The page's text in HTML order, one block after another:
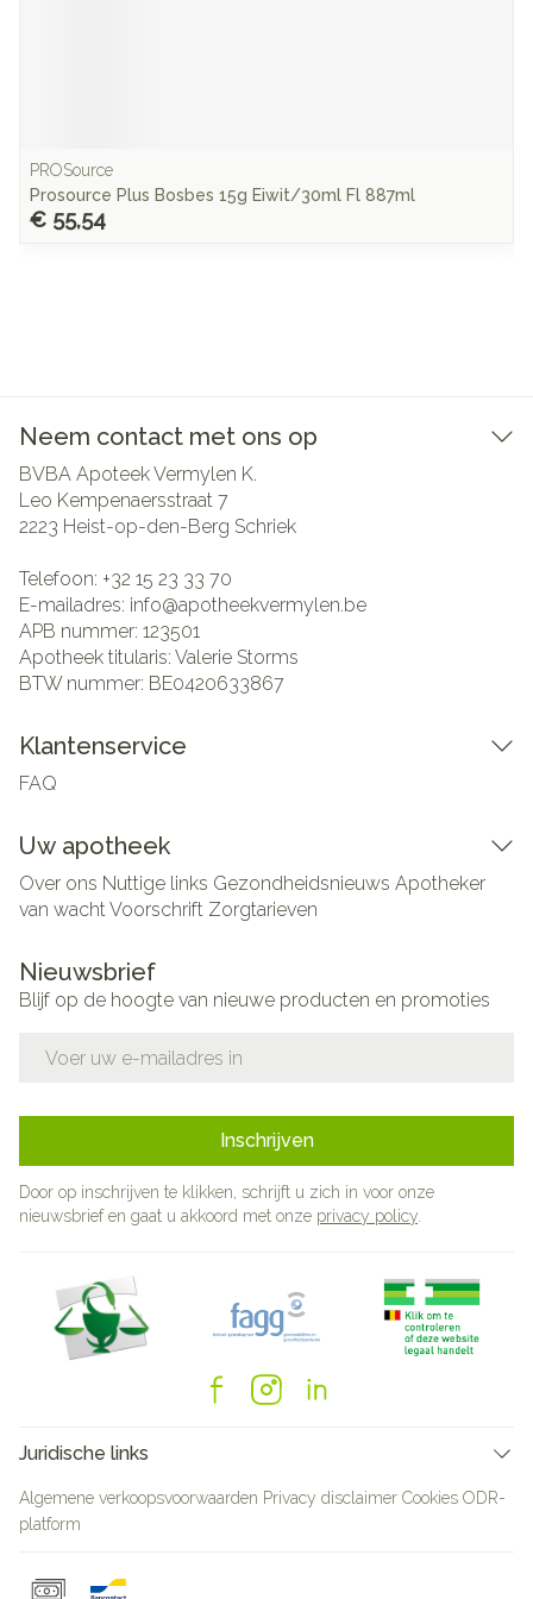
PROSource
Prosource Plus Bosbes 15g Eiwit/30ml Fl 887ml
€ 55,54
Neem contact met ons op
BVBA Apoteek Vermylen K.
Leo Kempenaersstraat 7
2223 Heist-op-den-Berg Schriek
Telefoon: +32 15 23 33 70
E-mailadres: info@apotheekvermylen.be
APB nummer: 123501
Apotheek titularis: Valerie Storms
BTW nummer: BE0420633867
Klantenservice
FAQ
Uw apotheek
Over ons Nuttige links Gezondheidsnieuws Apotheker
van wachtVoorschrift Zorgtarieven
Nieuwsbrief
Blijf op de hoogte van nieuwe producten en promoties
Inschrijven
Door op inschrijven te klikken, schrijft u zich in voor onze
nieuwsbrief en gaat u akkoord met onze privacy policy
Juridische links
Algemene verkoopsvoorwaarden Privacy disclaimer Cookies ODR-
platform